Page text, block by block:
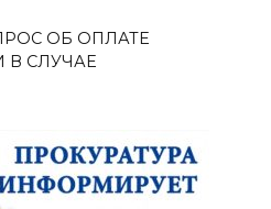
ОБ ОПЛАТЕ
В СЛУЧАЕ